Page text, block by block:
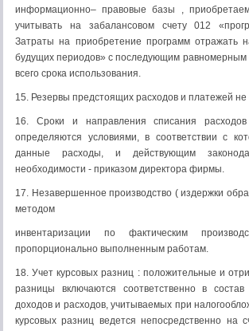
информационно– правовые базы ,
учитывать на забалансовом счету 012
Затраты на приобретение программ отражать
будущих периодов» с последующим равномерным
всего срока использования.
15. Резервы предстоящих расходов и платежей не
16. Сроки и направления списания
определяются условиями, в соответствии с
данные расходы, и действующим
необходимости - приказом директора фирмы.
17. Незавершенное производство ( издержки
методом
инвентаризации по фактическим
пропорционально выполненным работам.
18. Учет курсовых разниц : положительные и
разницы включаются соответственно в состав
доходов и расходов, учитываемых при
курсовых разниц ведется непосредственно на